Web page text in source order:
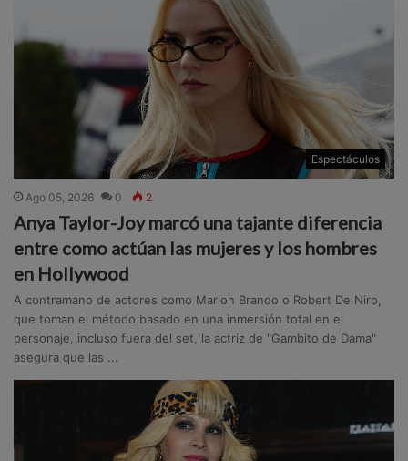
Espectáculos
Ago 05, 2026 0 2
Anya Taylor-Joy marcó una tajante diferencia
entre como actúan las mujeres y los hombres
en Hollywood
A contramano de actores como Marlon Brando o Robert De Niro,
que toman el método basado en una inmersión total en el
personaje, incluso fuera del set, la actriz de "Gambito de Dama"
asegura que las ...